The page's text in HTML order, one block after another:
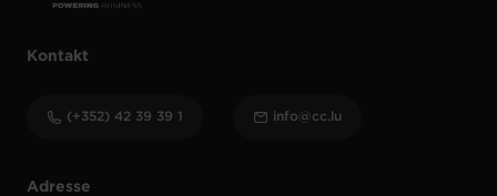
Adresse
Kontakt
(+352) 42 39 39 1 info@cc.lu